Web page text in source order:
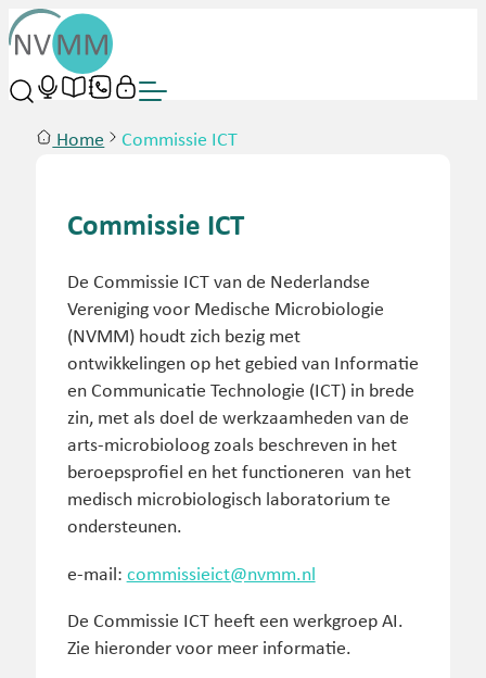
Home Commissie ICT
Commissie ICT
De Commissie ICT van de Nederlandse
Vereniging voor Medische Microbiologie
(NVMM) houdt zich bezig met
ontwikkelingen op het gebied van Informatie
en Communicatie Technologie (ICT) in brede
zin, met als doel de werkzaamheden van de
arts-microbioloog zoals beschreven in het
beroepsprofiel en het functioneren van het
medisch microbiologisch laboratorium te
ondersteunen.
e-mail: commissieict@nvmm.nl
De Commissie ICT heeft een werkgroep AI.
Zie hieronder voor meer informatie.